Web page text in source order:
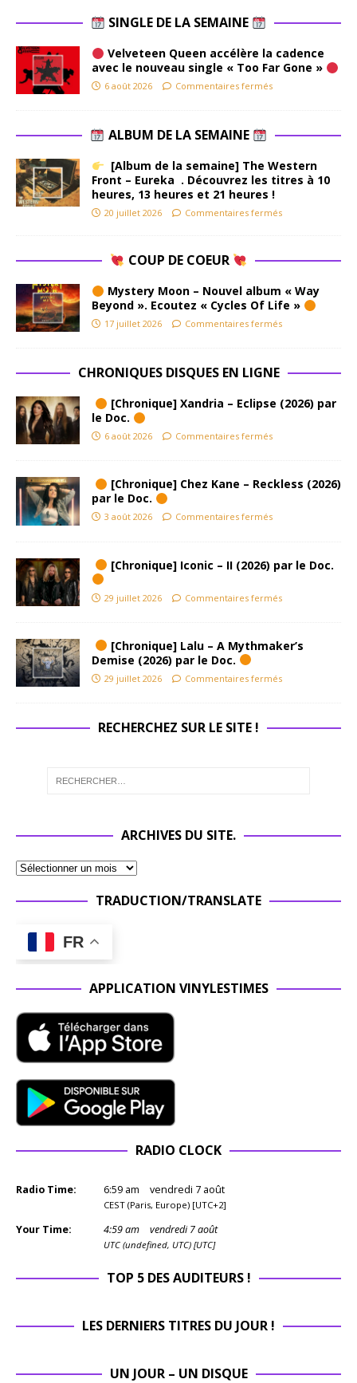
SINGLE DE LA SEMAINE
Velveteen Queen accélère la cadence
avec le nouveau single « Too Far Gone »
6 août 2026 Commentaires fermés
ALBUM DE LA SEMAINE
[Album de la semaine] The Western
Front – Eureka . Découvrez les titres à 10
heures, 13 heures et 21 heures !
20 juillet 2026 Commentaires fermés
COUP DE COEUR
Mystery Moon – Nouvel album « Way
Beyond ». Ecoutez « Cycles Of Life »
17 juillet 2026 Commentaires fermés
CHRONIQUES DISQUES EN LIGNE
[Chronique] Xandria – Eclipse (2026) par
le Doc.
6 août 2026 Commentaires fermés
[Chronique] Chez Kane – Reckless (2026)
par le Doc.
3 août 2026 Commentaires fermés
[Chronique] Iconic – II (2026) par le Doc.
29 juillet 2026 Commentaires fermés
[Chronique] Lalu – A Mythmaker’s
Demise (2026) par le Doc.
29 juillet 2026 Commentaires fermés
RECHERCHEZ SUR LE SITE !
ARCHIVES DU SITE.
TRADUCTION/TRANSLATE
FR
APPLICATION VINYLESTIMES
RADIO CLOCK
Radio Time: 6:59 am vendredi 7 août
CEST (Paris, Europe) [UTC+2]
Your Time: 4:59am vendredi 7 août
UTC (undefined, UTC) [UTC]
TOP 5 DES AUDITEURS !
LES DERNIERS TITRES DU JOUR !
UN JOUR – UN DISQUE